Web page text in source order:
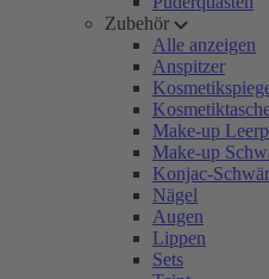
Zubehör
Alle anzeigen
Anspitzer
Make-up
Make-up
Konjac-
Nägel
Augen
Lippen
Sets